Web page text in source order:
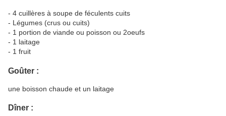
- 4 cuillères à soupe de féculents cuits
- Légumes (crus ou cuits)
- 1 portion de viande ou poisson ou 2oeufs
- 1 laitage
- 1 fruit
Goûter :
une boisson chaude et un laitage
Dîner :